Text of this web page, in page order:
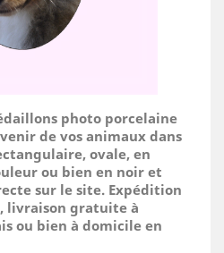
photo porcelaine
de vos animaux dans
ovale, en
ou bien en noir et
sur le site. Expédition
livraison gratuite à
ou bien à domicile en